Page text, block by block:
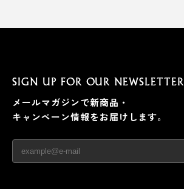
SIGN UP FOR OUR NEWSLETTER
メールマガジンで新商品・
キャンペーン情報をお届けします。